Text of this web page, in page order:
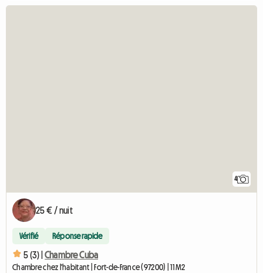
4
25 € / nuit
Vérifié Réponse rapide
5 (3) | Chambre Cuba
Chambre chez l'habitant | Fort-de-France (97200) | 11 M2